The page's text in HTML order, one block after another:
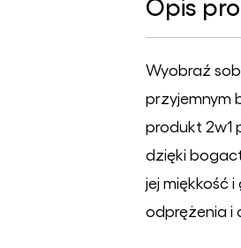
Wyobraź
przyjemnym
produkt 2w1
dzięki
jej miękkość
odprężenia i